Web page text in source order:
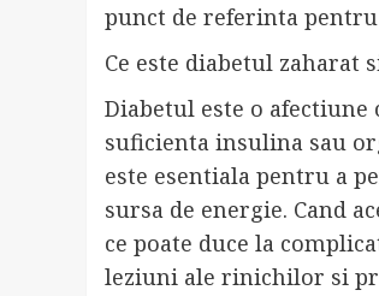
punct de referinta
Ce este diabetul zaharat
Diabetul este o
suficienta insulina sau
este esentiala pentru a
sursa de energie. Cand
ce poate duce la
leziuni ale rinichilor si